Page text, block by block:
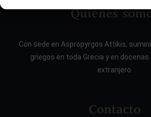
Quiénes
Con sede en Aspropyrgos Attikis,
griegos en toda Grecia y en docenas
extranjero.
Contacto